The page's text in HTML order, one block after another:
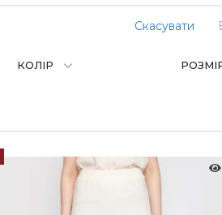
Скасувати
КОЛІР